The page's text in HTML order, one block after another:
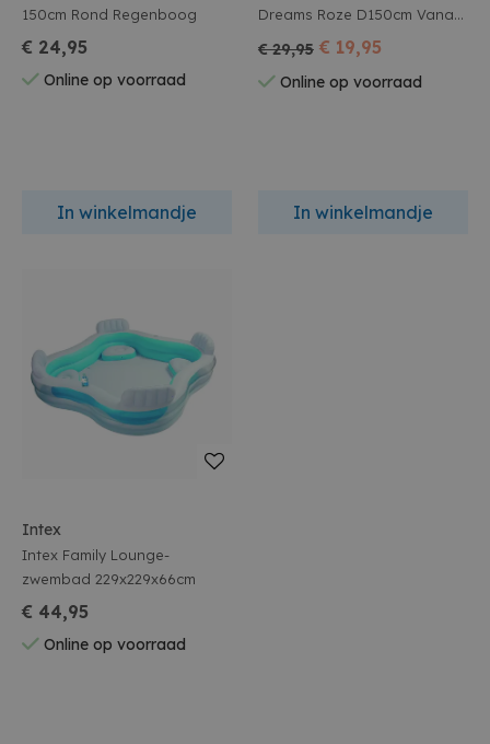
150cm Rond Regenboog
€ 24,95
Online op voorraad
In winkelmandje
Dreams Roze D150cm Vanaf
€ 29,95 € 19,95
Online op voorraad
In winkelmandje
Intex
Intex Family Lounge-
zwembad 229x229x66cm
€ 44,95
Online op voorraad